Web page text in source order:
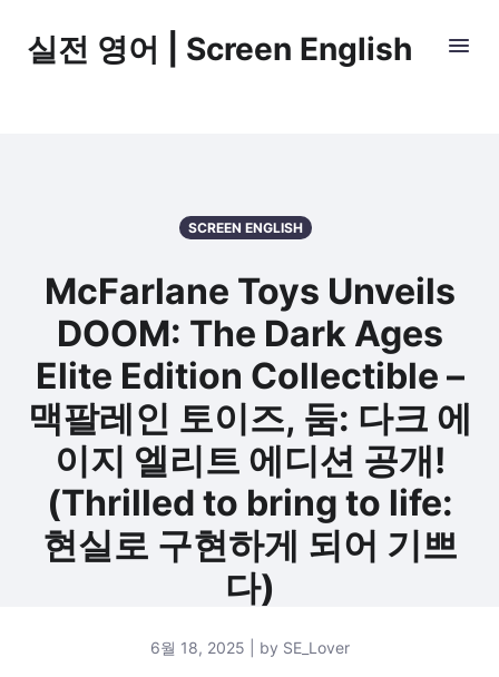
실전 영어 | Screen English
SCREEN ENGLISH
McFarlane Toys Unveils
DOOM: The Dark Ages
Elite Edition Collectible –
맥팔레인 토이즈, 둠: 다크 에
이지 엘리트 에디션 공개!
(Thrilled to bring to life:
현실로 구현하게 되어 기쁘
다)
6월 18, 2025 | by SE_Lover